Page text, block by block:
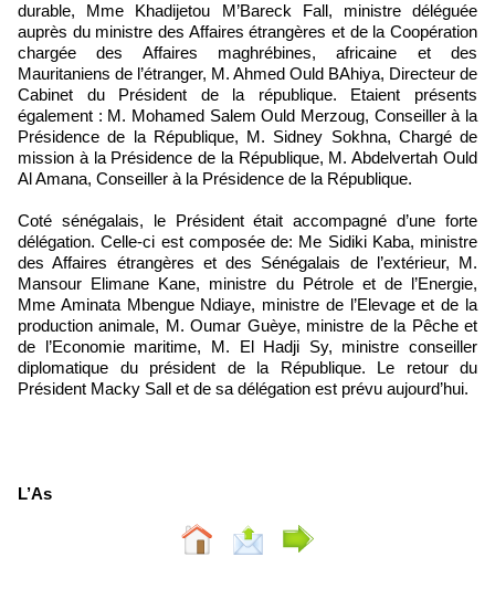
durable, Mme Khadijetou M’Bareck Fall, ministre déléguée
auprès du ministre des Affaires étrangères et de la Coopération
chargée des Affaires maghrébines, africaine et des
Mauritaniens de l’étranger, M. Ahmed Ould BAhiya, Directeur de
Cabinet du Président de la république. Etaient présents
également : M. Mohamed Salem Ould Merzoug, Conseiller à la
Présidence de la République, M. Sidney Sokhna, Chargé de
mission à la Présidence de la République, M. Abdelvertah Ould
Al Amana, Conseiller à la Présidence de la République.
Coté sénégalais, le Président était accompagné d’une forte
délégation. Celle-ci est composée de: Me Sidiki Kaba, ministre
des Affaires étrangères et des Sénégalais de l’extérieur, M.
Mansour Elimane Kane, ministre du Pétrole et de l’Energie,
Mme Aminata Mbengue Ndiaye, ministre de l’Elevage et de la
production animale, M. Oumar Guèye, ministre de la Pêche et
de l’Economie maritime, M. El Hadji Sy, ministre conseiller
diplomatique du président de la République. Le retour du
Président Macky Sall et de sa délégation est prévu aujourd’hui.
L’As